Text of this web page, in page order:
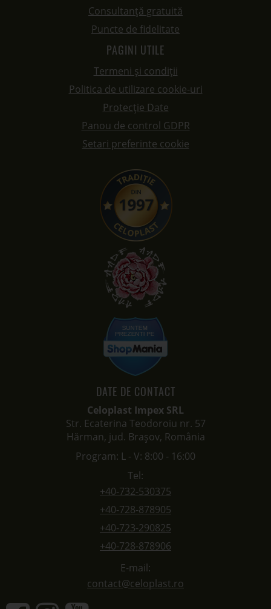
Consultanță gratuită
Puncte de fidelitate
PAGINI UTILE
Termeni și condiții
Politica de utilizare cookie-uri
Protecție Date
Panou de control GDPR
Setari preferinte cookie
DATE DE CONTACT
Celoplast Impex SRL
Str. Ecaterina Teodoroiu nr. 57
Hărman, jud. Brașov, România
Program: L - V: 8:00 - 16:00
Tel:
+40-732-530375
+40-728-878905
+40-723-290825
+40-728-878906
E-mail:
contact@celoplast.ro